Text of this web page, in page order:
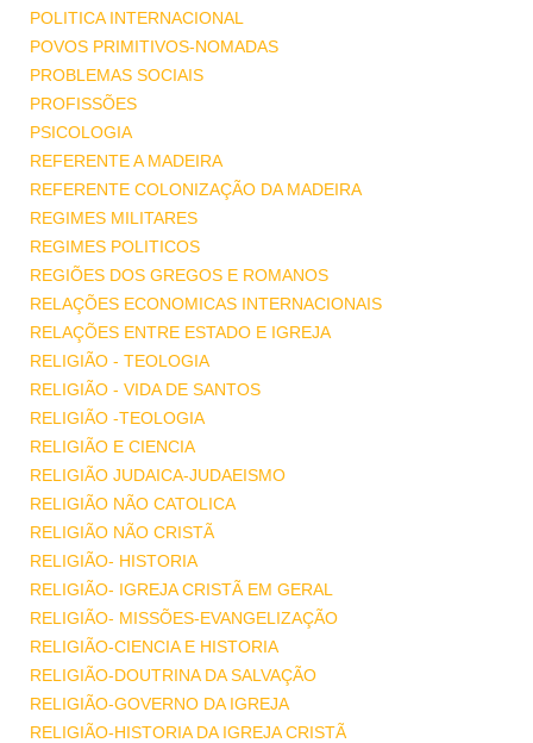
POLITICA INTERNACIONAL
POVOS PRIMITIVOS-NOMADAS
PROBLEMAS SOCIAIS
PROFISSÕES
PSICOLOGIA
REFERENTE A MADEIRA
REFERENTE COLONIZAÇÃO DA MADEIRA
REGIMES MILITARES
REGIMES POLITICOS
REGIÕES DOS GREGOS E ROMANOS
RELAÇÕES ECONOMICAS INTERNACIONAIS
RELAÇÕES ENTRE ESTADO E IGREJA
RELIGIÃO - TEOLOGIA
RELIGIÃO - VIDA DE SANTOS
RELIGIÃO -TEOLOGIA
RELIGIÃO E CIENCIA
RELIGIÃO JUDAICA-JUDAEISMO
RELIGIÃO NÃO CATOLICA
RELIGIÃO NÃO CRISTÃ
RELIGIÃO- HISTORIA
RELIGIÃO- IGREJA CRISTÃ EM GERAL
RELIGIÃO- MISSÕES-EVANGELIZAÇÃO
RELIGIÃO-CIENCIA E HISTORIA
RELIGIÃO-DOUTRINA DA SALVAÇÃO
RELIGIÃO-GOVERNO DA IGREJA
RELIGIÃO-HISTORIA DA IGREJA CRISTÃ